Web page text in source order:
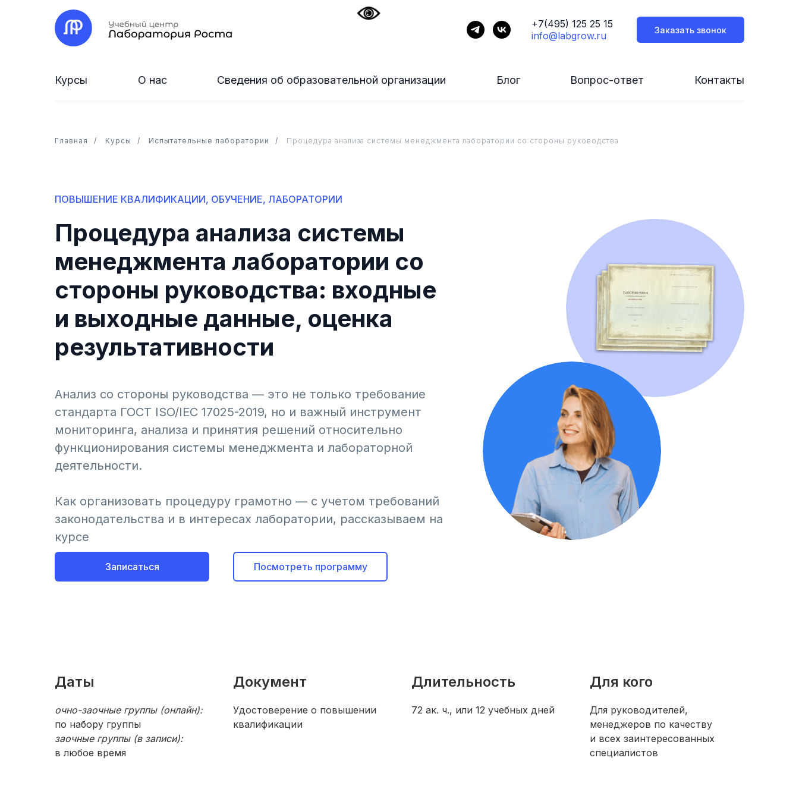
+7(495) 125 25 15
info@labgrow.ru
Заказать звонок
Курсы О нас Сведения об образовательной организации Блог Вопрос-ответ Контакты
Главная / Курсы / Испытательные лаборатории / Процедура анализа системы менеджмента лаборатории со стороны руководства
Записаться Посмотреть программу
Анализ со стороны руководства — это не только требование
стандарта ГОСТ ISO/IEC 17025-2019, но и важный инструмент
мониторинга, анализа и принятия решений относительно
функционирования системы менеджмента и лабораторной
деятельности.
Как организовать процедуру грамотно — с учетом требований
законодательства и в интересах лаборатории, рассказываем на
курсе
Процедура анализа системы
менеджмента лаборатории со
стороны руководства: входные
и выходные данные, оценка
результативности
ПОВЫШЕНИЕ КВАЛИФИКАЦИИ, ОБУЧЕНИЕ, ЛАБОРАТОРИИ
Даты
очно-заочные группы (онлайн):
по набору группы
заочные группы (в записи):
в любое время
Документ
Удостоверение о повышении
квалификации
Длительность
72 ак. ч., или 12 учебных дней
Для кого
Для руководителей,
менеджеров по качеству
и всех заинтересованных
специалистов